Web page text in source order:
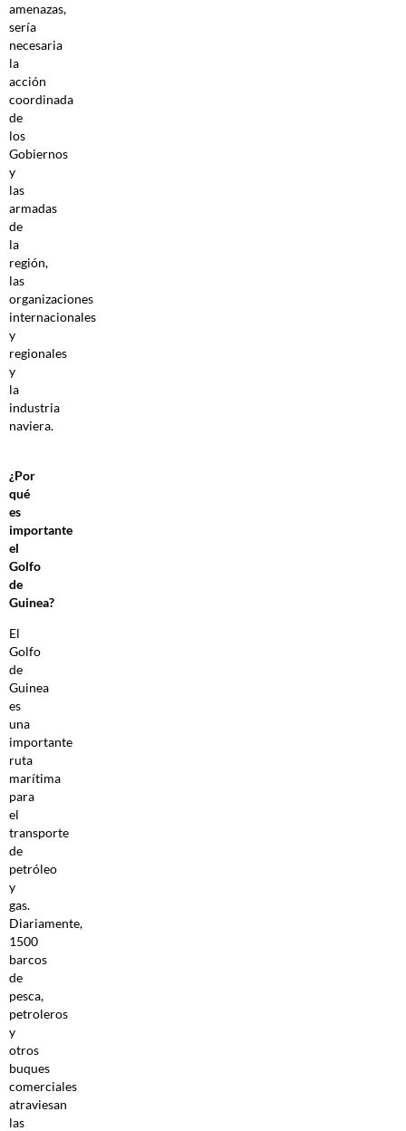
amenazas,
sería
necesaria
la
acción
coordinada
de
los
Gobiernos
y
las
armadas
de
la
región,
las
organizaciones
internacionales
y
regionales
y
la
industria
naviera.
¿Por
qué
es
importante
el
Golfo
de
Guinea?
El
Golfo
de
Guinea
es
una
importante
ruta
marítima
para
el
transporte
de
petróleo
y
gas.
Diariamente,
1500
barcos
de
pesca,
petroleros
y
otros
buques
comerciales
atraviesan
las